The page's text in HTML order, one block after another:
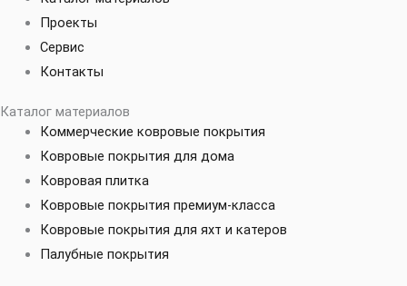
Проекты
Сервис
Контакты
Каталог материалов
Коммерческие ковровые покрытия
Ковровые покрытия для дома
Ковровая плитка
Ковровые покрытия премиум-класса
Ковровые покрытия для яхт и катеров
Палубные покрытия